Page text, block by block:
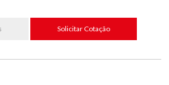
Solicitar Cotação